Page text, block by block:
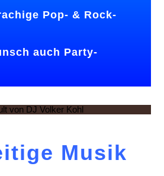
Pop- & Rock-
auch Party-
Musik